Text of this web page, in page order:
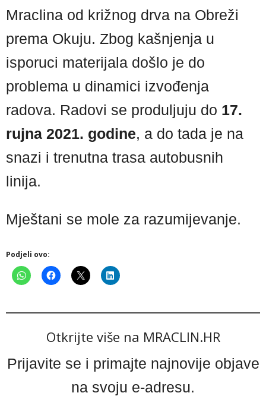
Mraclina od križnog drva na Obreži
prema Okuju. Zbog kašnjenja u
isporuci materijala došlo je do
problema u dinamici izvođenja
radova. Radovi se produljuju do 17.
rujna 2021. godine, a do tada je na
snazi i trenutna trasa autobusnih
linija.
Mještani se mole za razumijevanje.
Podjeli ovo:
Otkrijte više na MRACLIN.HR
Prijavite se i primajte najnovije objave
na svoju e-adresu.